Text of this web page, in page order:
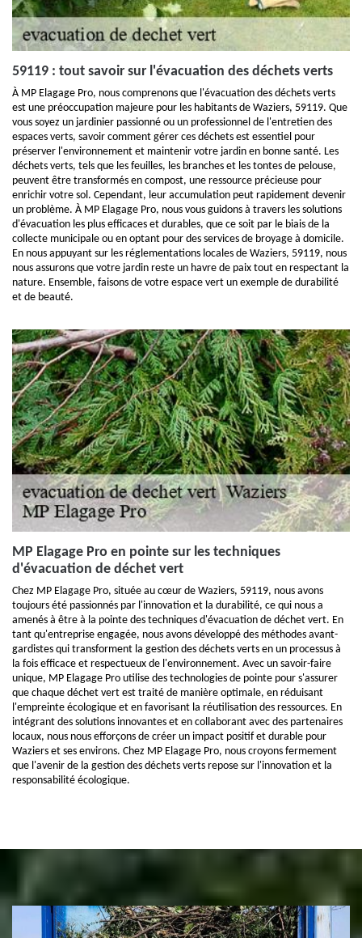
59119 : tout savoir sur l'évacuation des déchets verts
À MP Elagage Pro, nous comprenons que l'évacuation des déchets verts
est une préoccupation majeure pour les habitants de Waziers, 59119. Que
vous soyez un jardinier passionné ou un professionnel de l'entretien des
espaces verts, savoir comment gérer ces déchets est essentiel pour
préserver l'environnement et maintenir votre jardin en bonne santé. Les
déchets verts, tels que les feuilles, les branches et les tontes de pelouse,
peuvent être transformés en compost, une ressource précieuse pour
enrichir votre sol. Cependant, leur accumulation peut rapidement devenir
un problème. À MP Elagage Pro, nous vous guidons à travers les solutions
d'évacuation les plus efficaces et durables, que ce soit par le biais de la
collecte municipale ou en optant pour des services de broyage à domicile.
En nous appuyant sur les réglementations locales de Waziers, 59119, nous
nous assurons que votre jardin reste un havre de paix tout en respectant la
nature. Ensemble, faisons de votre espace vert un exemple de durabilité
et de beauté.
MP Elagage Pro en pointe sur les techniques
d'évacuation de déchet vert
Chez MP Elagage Pro, située au cœur de Waziers, 59119, nous avons
toujours été passionnés par l'innovation et la durabilité, ce qui nous a
amenés à être à la pointe des techniques d'évacuation de déchet vert. En
tant qu'entreprise engagée, nous avons développé des méthodes avant-
gardistes qui transforment la gestion des déchets verts en un processus à
la fois efficace et respectueux de l'environnement. Avec un savoir-faire
unique, MP Elagage Pro utilise des technologies de pointe pour s'assurer
que chaque déchet vert est traité de manière optimale, en réduisant
l'empreinte écologique et en favorisant la réutilisation des ressources. En
intégrant des solutions innovantes et en collaborant avec des partenaires
locaux, nous nous efforçons de créer un impact positif et durable pour
Waziers et ses environs. Chez MP Elagage Pro, nous croyons fermement
que l'avenir de la gestion des déchets verts repose sur l'innovation et la
responsabilité écologique.